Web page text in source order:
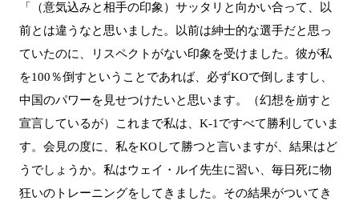
「（意気込みと相手の印象）サッタリと向かい合って、以
前とは違うなと思いました。以前は紳士的な選手だと思っ
ていたのに、リスペクトがない印象を受けました。彼が私
を100％倒すということであれば、必ずKOで倒しますし、
中国のパワーを見せつけたいと思います。（幻想を崩すと
宣言しているが）これまで私は、K-1ですべて勝利していま
す。会見の度に、私をKOして勝つと言いますが、結果はど
うでしょうか。私はウェイ・ルイ先生に習い、毎日死に物
狂いのトレーニングをしてきました。その結果がついてき